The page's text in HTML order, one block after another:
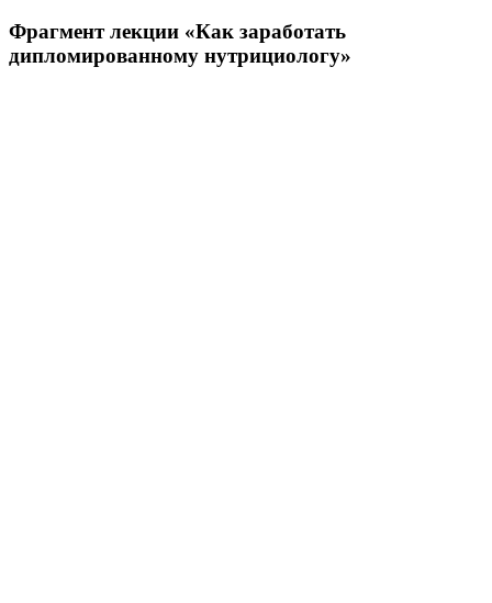
Фрагмент лекции «Как заработать
дипломирован­ному нутрициологу»